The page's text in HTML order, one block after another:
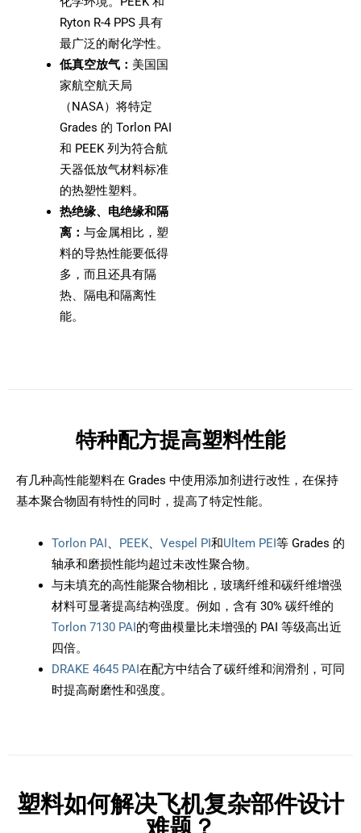
Ryton R-4 PPS 具有
最广泛的耐化学性。
低真空放气： 美国国
家航空航天局
（NASA）将特定
Grades 的 Torlon PAI
和 PEEK 列为符合航
天器低放气材料标准
的热塑性塑料。
热绝缘、电绝缘和隔
离： 与金属相比，塑
料的导热性能要低得
多，而且还具有隔
热、隔电和隔离性
能。
特种配方提高塑料性能
有几种高性能塑料在 Grades 中使用添加剂进行改性，在保持
基本聚合物固有特性的同时，提高了特定性能。
Torlon PAI、 PEEK、 Vespel PI和Ultem PEI等 Grades 的
轴承和磨损性能均超过未改性聚合物。
与未填充的高性能聚合物相比，玻璃纤维和碳纤维增强
材料可显著提高结构强度。例如，含有 30% 碳纤维的
Torlon 7130 PAI的弯曲模量比未增强的 PAI 等级高出近
四倍。
DRAKE 4645 PAI在配方中结合了碳纤维和润滑剂，可同
时提高耐磨性和强度。
塑料如何解决飞机复杂部件设计
难题？